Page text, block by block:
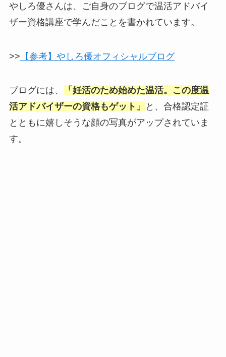
やしろ優さんは、ご自身のブログで温活アドバイ
ザー資格講座で学んだことを書かれています。
>> 【参考】やしろ優オフィシャルブログ
ブログには、
「妊活のため始めた温活。この度温
活アドバイザーの資格もゲット」
と、合格認定証
とともに嬉しそうな顔の写真がアップされていま
す。